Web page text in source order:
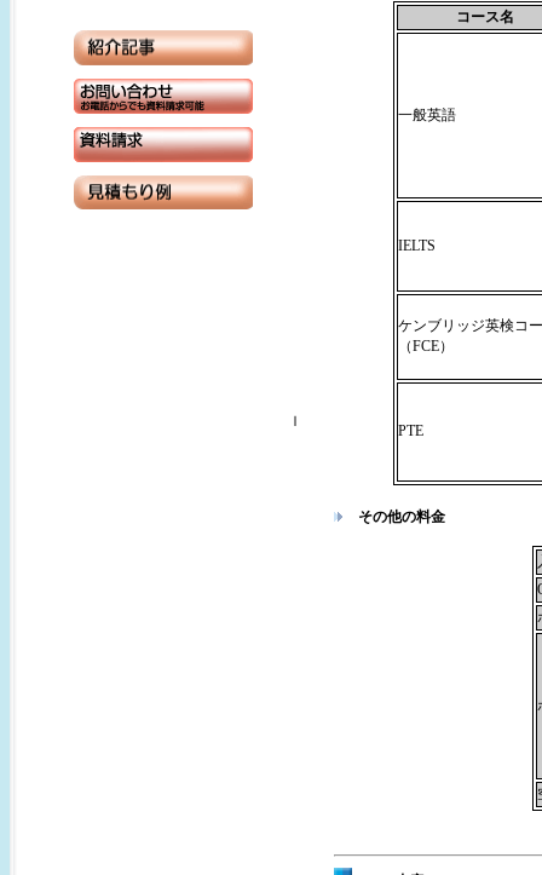
ｌ
コース名
一般英語
IELTS
ケンブリッジ英検コ
（FCE）
PTE
その他の料金